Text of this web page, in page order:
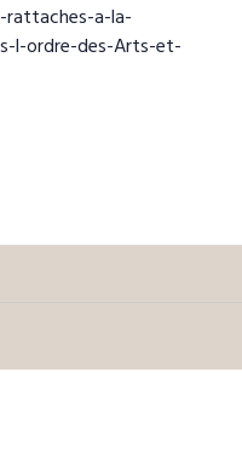
a-la-
l-ordre-des-Arts-et-